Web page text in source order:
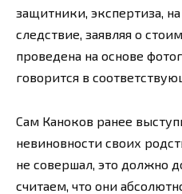
защитники, экспертиза,
следствие, заявляя о
проведена на основе
говорится в
Сам Каноков ранее
невиновности своих
не совершал, это должно
считаем, что они